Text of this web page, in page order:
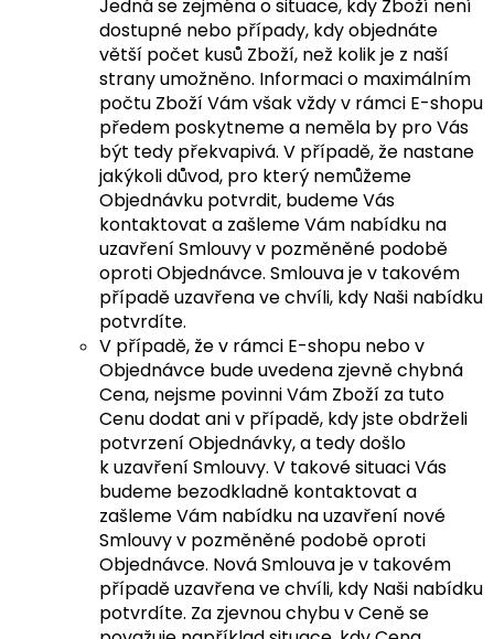
Jedná se zejména o situace, kdy Zboží není
dostupné nebo případy, kdy objednáte
větší počet kusů Zboží, než kolik je z naší
strany umožněno. Informaci o maximálním
počtu Zboží Vám však vždy v rámci E-shopu
předem poskytneme a neměla by pro Vás
být tedy překvapivá. V případě, že nastane
jakýkoli důvod, pro který nemůžeme
Objednávku potvrdit, budeme Vás
kontaktovat a zašleme Vám nabídku na
uzavření Smlouvy v pozměněné podobě
oproti Objednávce. Smlouva je v takovém
případě uzavřena ve chvíli, kdy Naši nabídku
potvrdíte.
V případě, že v rámci E-shopu nebo v
Objednávce bude uvedena zjevně chybná
Cena, nejsme povinni Vám Zboží za tuto
Cenu dodat ani v případě, kdy jste obdrželi
potvrzení Objednávky, a tedy došlo
k uzavření Smlouvy. V takové situaci Vás
budeme bezodkladně kontaktovat a
zašleme Vám nabídku na uzavření nové
Smlouvy v pozměněné podobě oproti
Objednávce. Nová Smlouva je v takovém
případě uzavřena ve chvíli, kdy Naši nabídku
potvrdíte. Za zjevnou chybu v Ceně se